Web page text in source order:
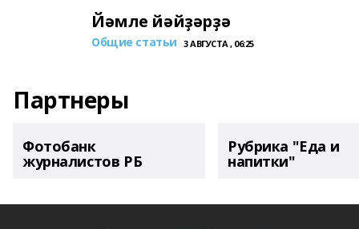
Йәмле йәйҙәрҙә
Общие статьи 3 АВГУСТА , 06:25
Партнеры
Фотобанк
журналистов РБ
Рубрика "Еда и
напитки"